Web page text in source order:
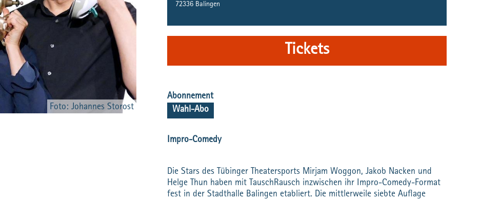
Foto: Johannes Storost
72336 Balingen
Tickets
Abonnement
Wahl-Abo
Impro-Comedy
Die Stars des Tübinger Theatersports Mirjam Woggon, Jakob Nacken und
Helge Thun haben mit TauschRausch inzwischen ihr Impro-Comedy-Format
fest in der Stadthalle Balingen etabliert. Die mittlerweile siebte Auflage